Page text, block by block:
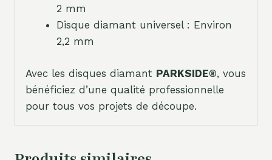
2 mm
Disque diamant universel : Environ
2,2 mm
Avec les disques diamant PARKSIDE®, vous
bénéficiez d’une qualité professionnelle
pour tous vos projets de découpe.